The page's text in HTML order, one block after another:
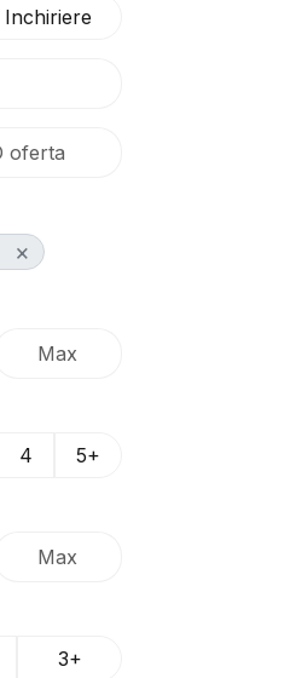
Inchiriere
×
4 5+
3+